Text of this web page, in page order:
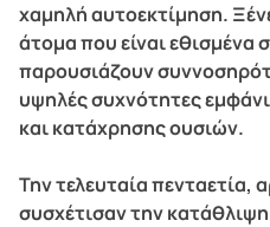
χαμηλή αυτοεκτίμηση.
άτομα που είναι εθισμένα
παρουσιάζουν
υψηλές συχνότητες
και κατάχρησης ουσιών.
Την τελευταία πενταετία,
συσχέτισαν την